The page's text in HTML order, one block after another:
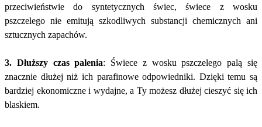
przeciwieństwie do syntetycznych świec, świece z wosku
pszczelego nie emitują szkodliwych substancji chemicznych ani
sztucznych zapachów.
3. Dłuższy czas palenia: Świece z wosku pszczelego palą się
znacznie dłużej niż ich parafinowe odpowiedniki. Dzięki temu są
bardziej ekonomiczne i wydajne, a Ty możesz dłużej cieszyć się ich
blaskiem.